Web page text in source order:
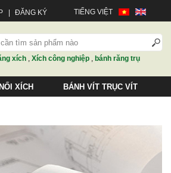
ĐĂNG KÝ TIẾNG VIỆT
xích , Xích công nghiệp , bánh răng trụ
XÍCH BÁNH VÍT TRỤC VÍT